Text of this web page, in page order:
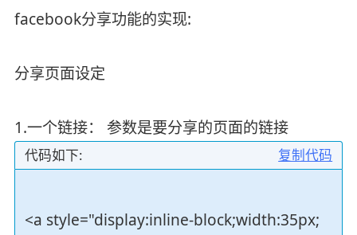
facebook分享功能的实现:
分享页面设定
1.一个链接： 参数是要分享的页面的链接
复制代码
代码如下:
<a style="display:inline-block;width:35px;